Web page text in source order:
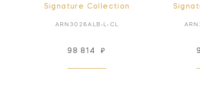
Signature Collection
ARN3028ALB-L-CL
98 814 ₽